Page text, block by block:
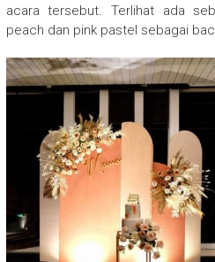
acara tersebut. Terlihat ada
peach dan pink pastel sebagai